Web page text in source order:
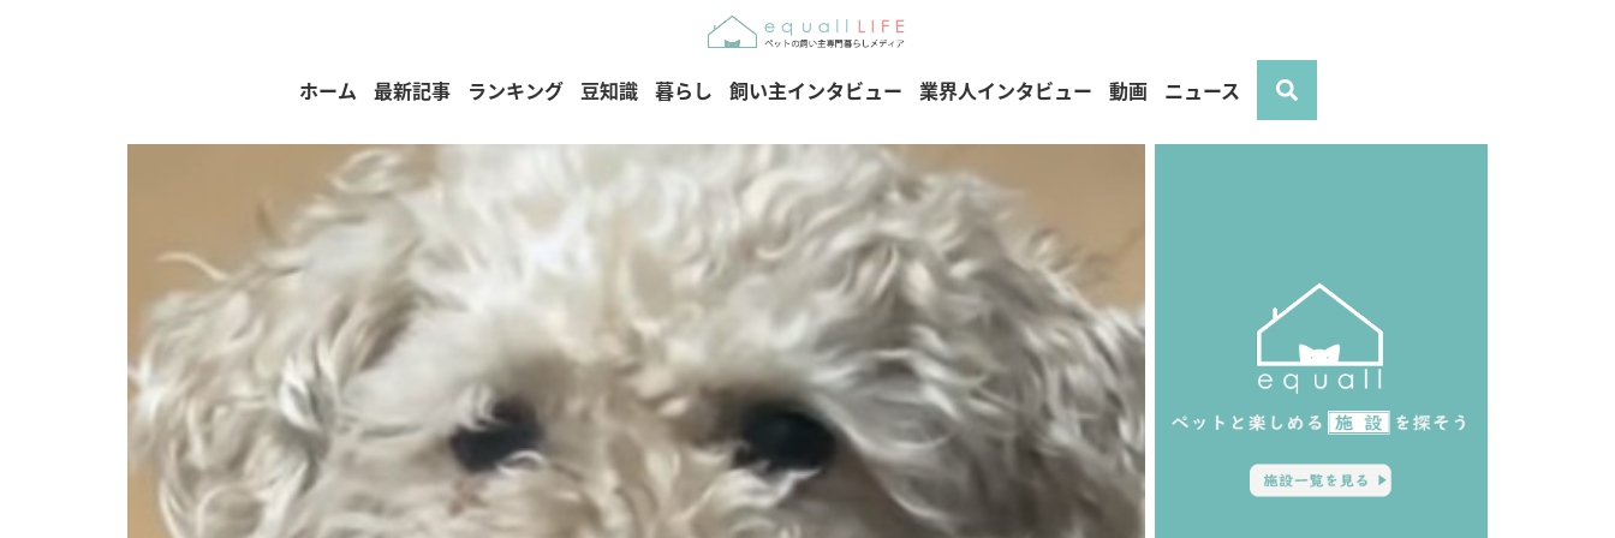
ホーム 最新記事 ランキング 豆知識 暮らし 飼い主インタビュー 業界人インタビュー 動画 ニュース